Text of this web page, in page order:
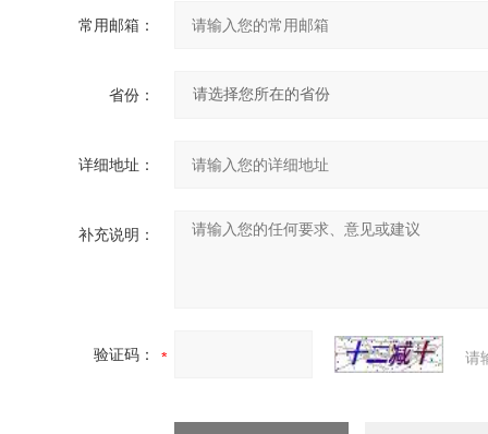
常用邮箱：
省份：
详细地址：
补充说明：
验证码： 请